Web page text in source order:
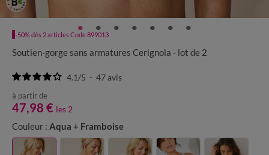
-50% dès 2 articles Code 899013
Soutien-gorge sans armatures Cerignola - lot de 2
4.1/5 - 47avis
à partir de
47,98 € les 2
Couleur : Aqua + Framboise